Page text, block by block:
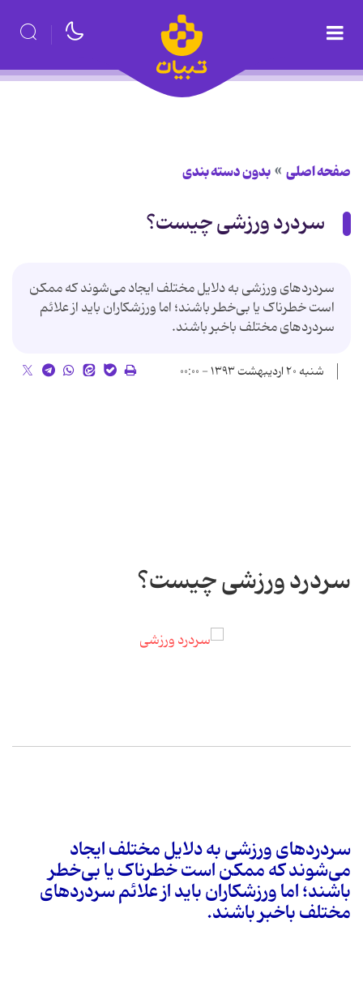
صفحه اصلی بدون دسته بندی
سردرد ورزشی چیست؟
سردردهای ورزشی به دلایل مختلف ایجاد می‌شوند که ممکن
است خطرناک یا بی‌خطر باشند؛ اما ورزشکاران باید از علائم
سردردهای مختلف باخبر باشند.
شنبه ۲۰ اردیبهشت ۱۳۹۳ - ۰۰:۰۰
سردرد ورزشی چیست؟
سردردهای ورزشی به دلایل مختلف ایجاد
می‌شوند که ممکن است خطرناک یا بی‌خطر
باشند؛ اما ورزشکاران باید از علائم سردردهای
مختلف باخبر باشند.